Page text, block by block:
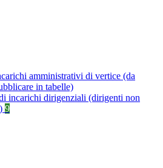
amministrativi di vertice (da
in tabelle)
incarichi dirigenziali (dirigenti non
9